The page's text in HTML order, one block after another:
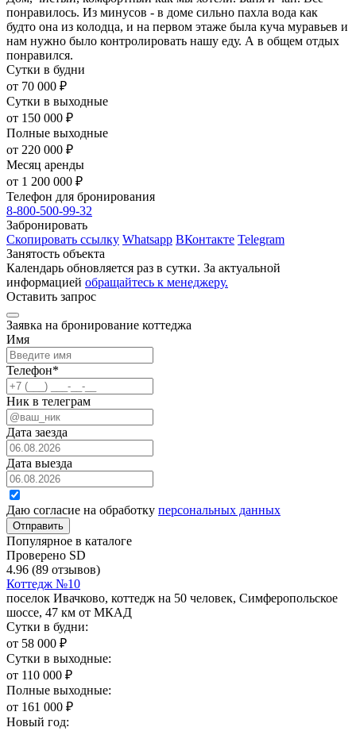
понравилось. Из минусов - в доме сильно пахла вода как
будто она из колодца, и на первом этаже была куча муравьев и
нам нужно было контролировать нашу еду. А в общем отдых
понравился.
Сутки в будни
от 70 000 ₽
Сутки в выходные
от 150 000 ₽
Полные выходные
от 220 000 ₽
Месяц аренды
от 1 200 000 ₽
Телефон для бронирования
8-800-500-99-32
Забронировать
Скопировать ссылку Whatsapp ВКонтакте Telegram
Занятость объекта
Календарь обновляется раз в сутки. За актуальной
информацией обращайтесь к менеджеру.
Оставить запрос
Заявка на бронирование коттеджа
Имя
Телефон*
Ник в телеграм
Дата заезда
Дата выезда
Даю согласие на обработку персональных данных
Отправить
Популярное в каталоге
Проверено SD
4.96 (89 отзывов)
Коттедж №10
поселок Ивачково, коттедж на 50 человек, Симферопольское
шоссе, 47 км от МКАД
Сутки в будни:
от 58 000 ₽
Сутки в выходные:
от 110 000 ₽
Полные выходные:
от 161 000 ₽
Новый год: